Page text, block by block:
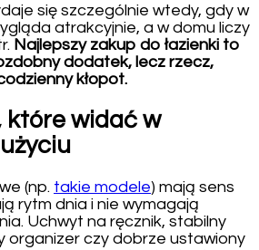
się szczególnie wtedy, gdy w
atrakcyjnie, a w domu liczy
Najlepszy zakup do łazienki to
dodatek, lecz rzecz,
kłopot.
które widać w
(np. takie modele) mają sens
rytm dnia i nie wymagają
Uchwyt na ręcznik, stabilny
organizer czy dobrze ustawiony